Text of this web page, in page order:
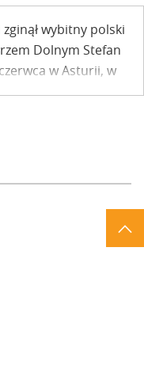
wybitny polski
Dolnym Stefan
w Asturii, w